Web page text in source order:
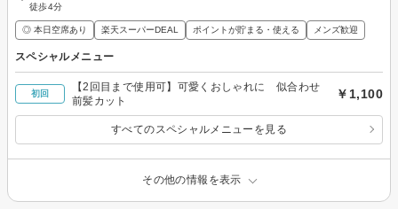
徒歩4分
◎ 本日空席あり 楽天スーパーDEAL ポイントが貯まる・使える メンズ歓迎
スペシャルメニュー
初回
【2回目まで使用可】可愛くおしゃれに 似合わせ
前髪カット
￥1,100
すべてのスペシャルメニューを見る
その他の情報を表示